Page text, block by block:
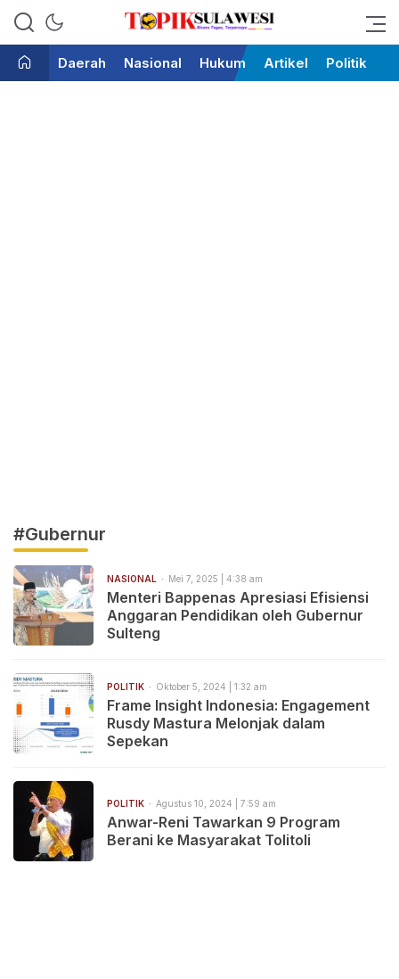
Topik Sulawesi
Bicara Tegas Terpercaya
Daerah
Nasional Hukum Artikel Politik
#Gubernur
NASIONAL Mei 7, 2025 | 4:38 am
Menteri Bappenas Apresiasi Efisiensi
Anggaran Pendidikan oleh Gubernur
Sulteng
POLITIK Oktober 5, 2024 | 1:32 am
Frame Insight Indonesia: Engagement
Rusdy Mastura Melonjak dalam
Sepekan
POLITIK Agustus 10, 2024 | 7:59 am
Anwar-Reni Tawarkan 9 Program
Berani ke Masyarakat Tolitoli